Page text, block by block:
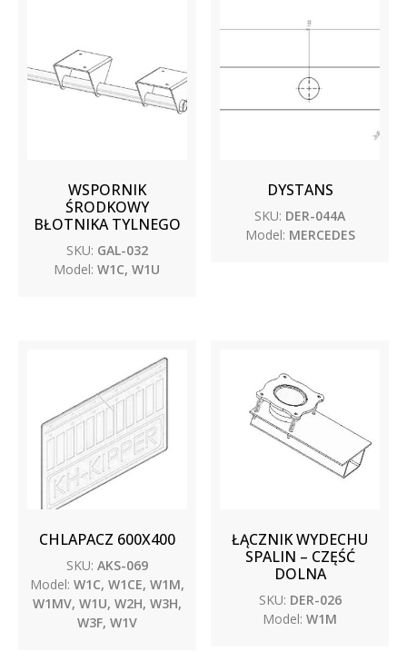
WSPORNIK
ŚRODKOWY
BŁOTNIKA TYLNEGO
SKU: GAL-032
Model: W1C, W1U
DYSTANS
SKU: DER-044A
Model: MERCEDES
CHLAPACZ 600X400
SKU: AKS-069
Model: W1C, W1CE, W1M,
W1MV, W1U, W2H, W3H,
W3F, W1V
ŁĄCZNIK WYDECHU
SPALIN – CZĘŚĆ
DOLNA
SKU: DER-026
Model: W1M